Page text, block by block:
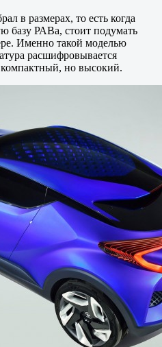
в размерах, то есть когда
базу РАВа, стоит подумать
Именно такой моделью
расшифровывается
компактный, но высокий.